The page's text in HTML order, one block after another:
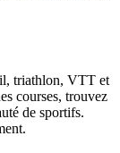
triathlon, VTT et
courses, trouvez
de sportifs.